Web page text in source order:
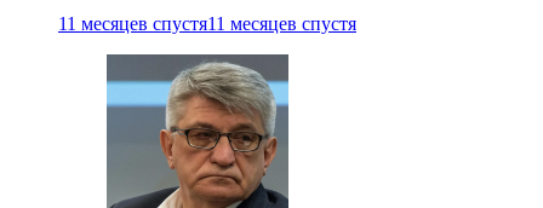
11 месяцев спустя11 месяцев спустя